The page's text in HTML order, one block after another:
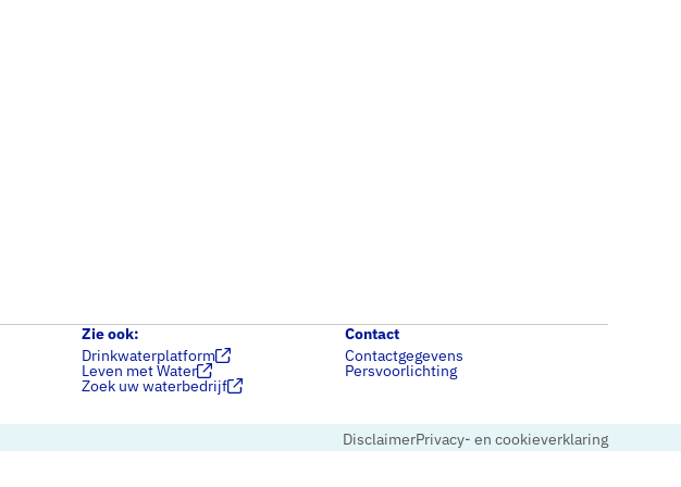
Zie ook:
Drinkwaterplatform
Leven met Water
Zoek uw waterbedrijf
Contact
Contactgegevens
Persvoorlichting
DisclaimerPrivacy- en cookieverklaring